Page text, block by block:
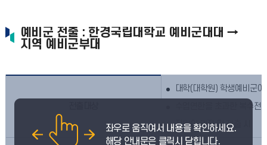
예비군 전출 : 한경국립대학교 예비군대대 →
지역 예비군부대
대학(대학원) 학생예비군
수업연한을 초과한 복수
직원이 면직 및 전출 시